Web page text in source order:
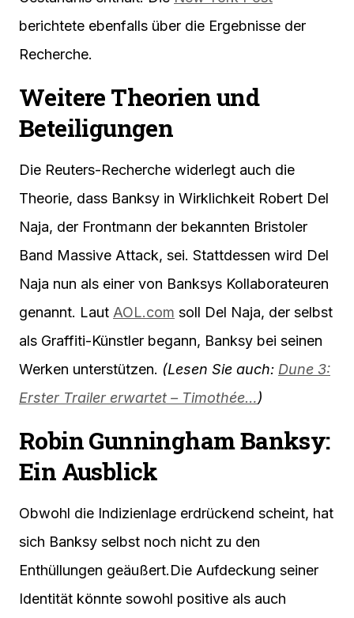
berichtete ebenfalls über die Ergebnisse der
Recherche.
Weitere Theorien und
Beteiligungen
Die Reuters-Recherche widerlegt auch die
Theorie, dass Banksy in Wirklichkeit Robert Del
Naja, der Frontmann der bekannten Bristoler
Band Massive Attack, sei. Stattdessen wird Del
Naja nun als einer von Banksys Kollaborateuren
genannt. Laut AOL.com soll Del Naja, der selbst
als Graffiti-Künstler begann, Banksy bei seinen
Werken unterstützen. (Lesen Sie auch: Dune 3:
Erster Trailer erwartet – Timothée…)
Robin Gunningham Banksy:
Ein Ausblick
Obwohl die Indizienlage erdrückend scheint, hat
sich Banksy selbst noch nicht zu den
Enthüllungen geäußert.Die Aufdeckung seiner
Identität könnte sowohl positive als auch